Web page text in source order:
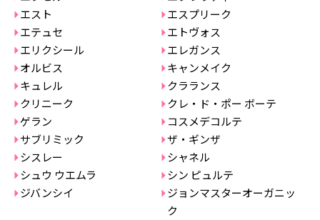
エスト
エスプリーク
エテュセ
エトヴォス
エリクシール
エレガンス
オルビス
キャンメイク
キュレル
クラランス
クリニーク
クレ・ド・ポー ボーテ
ゲラン
コスメデコルテ
サブリミック
ザ・ギンザ
シスレー
シャネル
シュウ ウエムラ
シン ピュルテ
ジバンシイ
ジョンマスターオーガニッ
ク